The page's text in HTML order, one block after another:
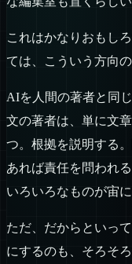
これはかなりおもし
ては、こういう方向
AIを人間の著者と同
文の著者は、単に文
つ。根拠を説明する
あれば責任を問われ
いろいろなものが宙に
ただ、だからといっ
にするのも、そろそろ